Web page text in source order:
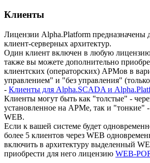
Клиенты
Лицензии Alpha.Platform предназначены
клиент-серверных архитектур.
Один клиент включен в любую
также вы можете дополнительно
клиентских (операторских) АРМов в
управлением" и "без управления"
- Клиенты для Alpha.SCADA и
Клиенты могут быть как "толстые" -
установленное на АРМе, так и "тонкие" -
WEB.
Если к вашей системе будет
более 5 клиентов через WEB
включить в архитектуру выделенный
приобрести для него лицензию WEB-